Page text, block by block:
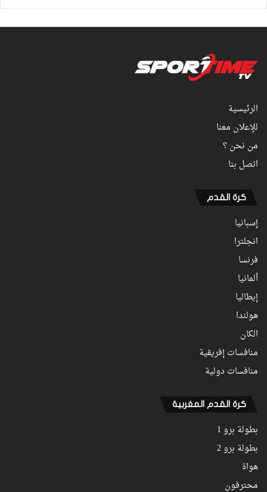
الرئيسية
للإعلان معنا
من نحن ؟
اتصل بنا
كرة القدم
إسبانيا
انجلترا
فرنسا
ألمانيا
إيطاليا
هولندا
الكان
منافسات إفريقية
منافسات دولية
كرة القدم المغربية
بطولة برو 1
بطولة برو 2
هواة
محترفون